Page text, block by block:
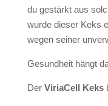
du gestärkt aus
wurde dieser Keks
wegen seiner
Gesundheit hängt
Der ViriaCell Keks